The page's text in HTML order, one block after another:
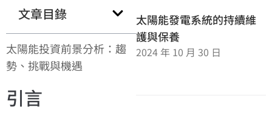
文章目錄
太陽能投資前景分析：趨
勢、挑戰與機遇
引言
太陽能發電系統的持續維
護與保養
2024 年 10 月 30 日